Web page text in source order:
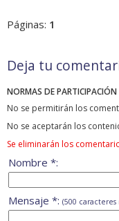
Páginas: 1
Deja tu
NORMAS DE PARTICIPACIÓN
No se permitirán los
No se aceptarán los
Se eliminarán los
Nombre *:
Mensaje *: (500 caracteres